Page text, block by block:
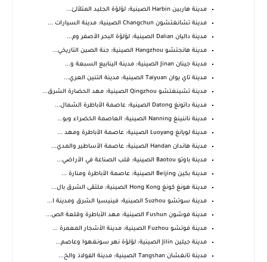
مدينة هاربين Harbin الصينية: لؤلؤة الجليد المتلألئ...
مدينة تشانغتشون Changchun الصينية: مدينة السيارات ...
مدينة داليان Dalian الصينية: لؤلؤة البحر الأصفر وم...
مدينة هانجتشو Hangzhou الصينية: جنة الصين التاريخي...
مدينة جينان Jinan الصينية: مدينة الينابيع السبعة و...
مدينة تاي يوان Taiyuan الصينية: مدينة التنين العري...
مدينة تشينغتشو Qingzhou الصينية: مهد الحضارة الشرق...
مدينة داتونغ Datong الصينية: عاصمة الأباطرة الشمال...
مدينة ناننينغ Nanning الصينية: العاصمة الخضراء وبو...
مدينة لويانغ Luoyang الصينية: عاصمة الأباطرة ومهد ...
مدينة هاندان Handan الصينية: عاصمة الأساطير والمدي...
مدينة باوتو Baotou الصينية: قلب الصناعة في الأراضي...
مدينة بكين Beijing الصينية: عاصمة الأباطرة ومنارة ...
مدينة هونغ كونغ Hong Kong الصينية: ملتقى الشرق بال...
مدينة سوتشو Suzhou الصينية: فينيسيا الشرق ومدينة ا...
مدينة فوشون Fushun الصينية: مهد الأباطرة وقلعة الص...
مدينة فوتشو Fuzhou الصينية: مدينة الأشجار المعمرة ...
مدينة جيلين Jilin الصينية: لؤلؤة نهر سونغهوا وعاصم...
مدينة تانغشان Tangshan الصينية: مدينة الفولاذ والخ...